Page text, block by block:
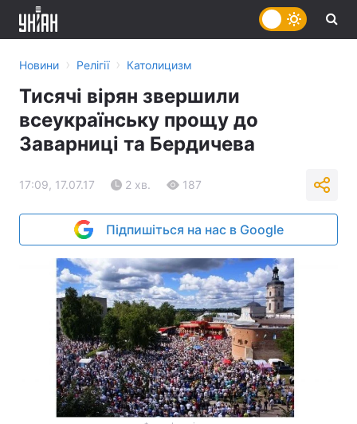
Новини › Релігії › Католицизм
Тисячі вірян звершили
всеукраїнську прощу до
Заварниці та Бердичева
17:09, 17.07.17 2 хв. 187
Підпишіться на нас в Google